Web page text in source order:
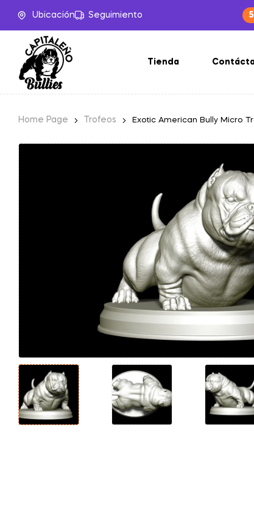
Ubicación Seguimiento
Tienda
Home Page Trofeos Exotic American Bully Micro